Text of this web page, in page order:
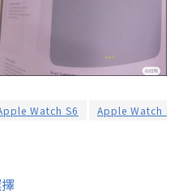
Watch S6 Apple Watch